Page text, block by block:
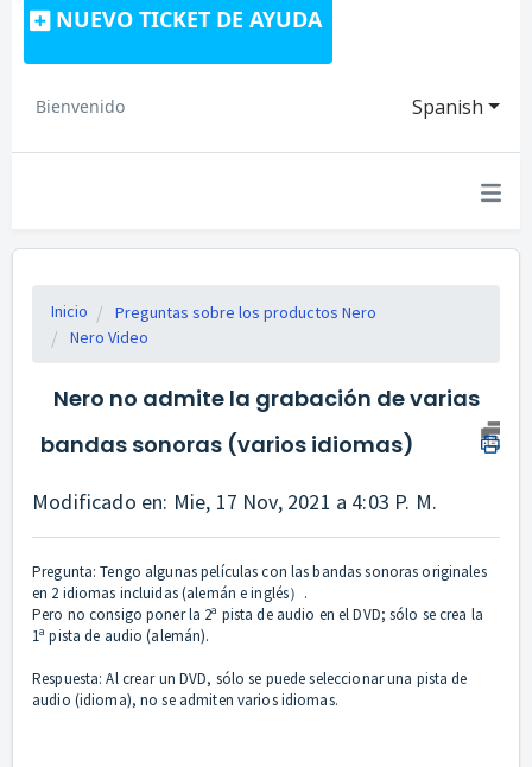
NUEVO TICKET DE AYUDA
Spanish
Bienvenido
Inicio
Preguntas sobre los productos Nero
Nero Video
Nero no admite la grabación de varias
bandas sonoras (varios idiomas)
Modificado en: Mie, 17 Nov, 2021 a 4:03 P. M.
Pregunta: Tengo algunas películas con las bandas sonoras originales
en 2 idiomas incluidas (alemán e inglés）.
Pero no consigo poner la 2ª pista de audio en el DVD; sólo se crea la
1ª pista de audio (alemán).
Respuesta: Al crear un DVD, sólo se puede seleccionar una pista de
audio (idioma), no se admiten varios idiomas.